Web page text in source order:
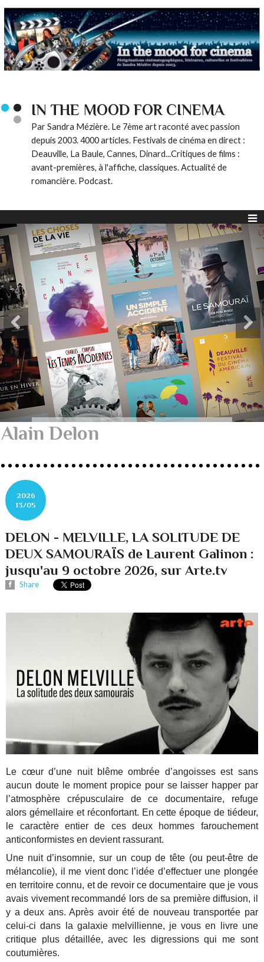
IN THE MOOD FOR CINEMA
Par Sandra Mézière. Le 7ème art raconté avec passion
depuis 2003. 4000 articles. Festivals de cinéma en direct :
Deauville, La Baule, Cannes, Dinard...Critiques de films :
avant-premières, à l'affiche, classiques. Actualité de
romancière. Podcast.
Alain Delon
2026
13/05
DELON - MELVILLE, LA SOLITUDE DE
DEUX SAMOURAÏS de Laurent Galinon :
jusqu'au 9 octobre 2026, sur Arte.tv
Share
Le cœur d’une nuit blême ombrée d’angoisses est sans
aucun doute le moment propice pour se laisser happer par
l’atmosphère crépusculaire de ce documentaire, refuge
alors gémellaire et réconfortant. En cette époque de tiédeur,
le caractère entier de ces deux hommes farouchement
anticonformistes en devient rassurant.
Une nuit d’insomnie, sur un coup de tête (ou peut-être de
mélancolie), il me vient donc l’idée d’effectuer une plongée
en territoire connu, et de revoir ce documentaire que je vous
avais vivement recommandé lors de sa première diffusion, il
y a deux ans. Après avoir été de nouveau transportée par
celui-ci dans la galaxie melvillienne, je vous en livre une
critique plus détaillée, avec les digressions qui me sont
coutumières.